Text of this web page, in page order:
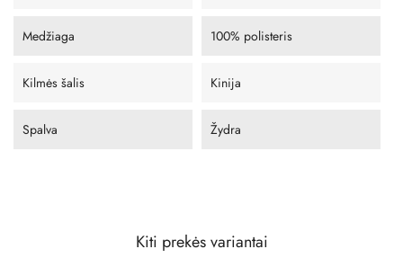
Medžiaga 100% polisteris
Kilmės šalis Kinija
Spalva Žydra
Kiti prekės variantai